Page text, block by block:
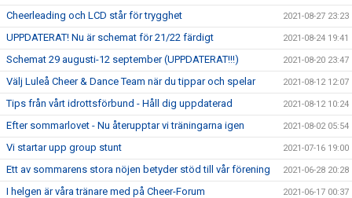
Cheerleading och LCD står för trygghet 2021-08-27 23:23
UPPDATERAT! Nu är schemat för 21/22 färdigt 2021-08-24 19:41
Schemat 29 augusti-12 september (UPPDATERAT!!!) 2021-08-20 23:47
Välj Luleå Cheer & Dance Team när du tippar och spelar 2021-08-12 12:07
Tips från vårt idrottsförbund - Håll dig uppdaterad 2021-08-12 10:24
Efter sommarlovet - Nu återupptar vi träningarna igen 2021-08-02 05:54
Vi startar upp group stunt 2021-07-16 19:00
Ett av sommarens stora nöjen betyder stöd till vår förening 2021-06-28 20:28
I helgen är våra tränare med på Cheer-Forum 2021-06-17 00:37